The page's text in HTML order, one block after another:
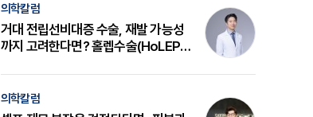
의학칼럼
거대 전립선비대증 수술, 재발 가능성
까지 고려한다면? 홀렙수술(HoLEP)
의학칼럼